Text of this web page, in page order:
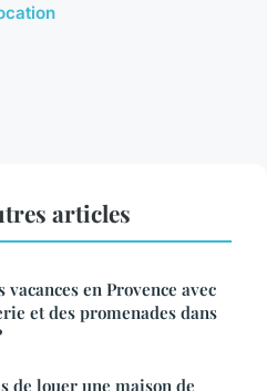
articles
en Provence avec
et des promenades dans
de louer une maison de